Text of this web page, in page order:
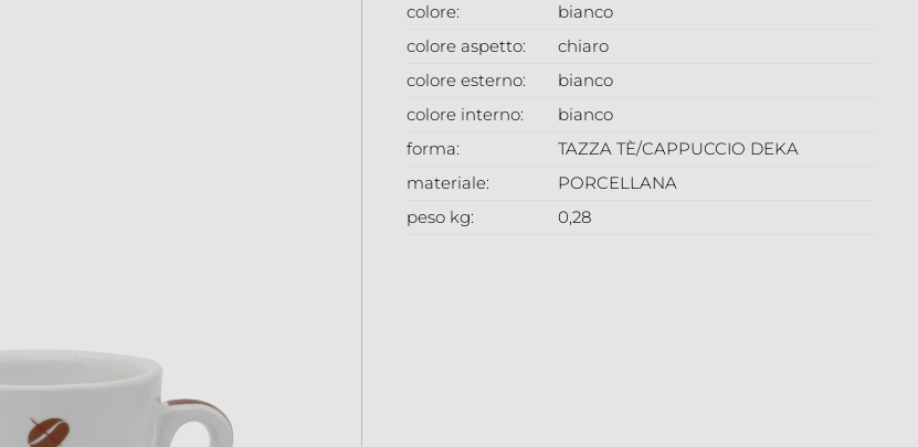
colore:
bianco
colore aspetto:
chiaro
colore esterno:
bianco
colore interno:
bianco
forma:
TAZZA TÈ/CAPPUCCIO DEKA
materiale:
PORCELLANA
peso kg:
0,28